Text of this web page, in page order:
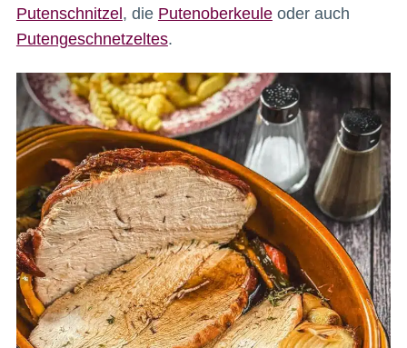
Putenschnitzel, die Putenoberkeuleoder auch
Putengeschnetzeltes.